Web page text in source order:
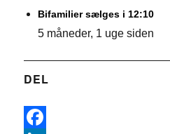
Bifamilier sælges i 12:10
5 måneder, 1 uge siden
DEL